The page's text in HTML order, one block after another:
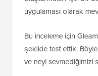
uygulaması olarak
Bu inceleme için
şekilde test ettik.
ve neyi sevmediğimizi